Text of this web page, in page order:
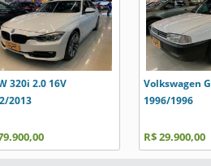
320i 2.0 16V
2013
Volkswagen
1996/1996
R$ 29.900,00